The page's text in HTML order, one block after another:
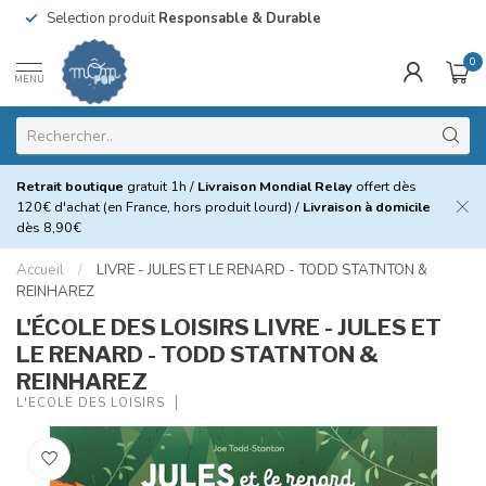
Selection produitResponsable & Durable
MENU
0
Retrait boutique gratuit 1h / Livraison Mondial Relay offert dès
120€ d'achat (en France, hors produit lourd) / Livraison à domicile
dès 8,90€
Accueil /
LIVRE - JULES ET LE RENARD - TODD STATNTON &
REINHAREZ
L'ÉCOLE DES LOISIRS LIVRE - JULES ET
LE RENARD - TODD STATNTON &
REINHAREZ
L'ÉCOLE DES LOISIRS